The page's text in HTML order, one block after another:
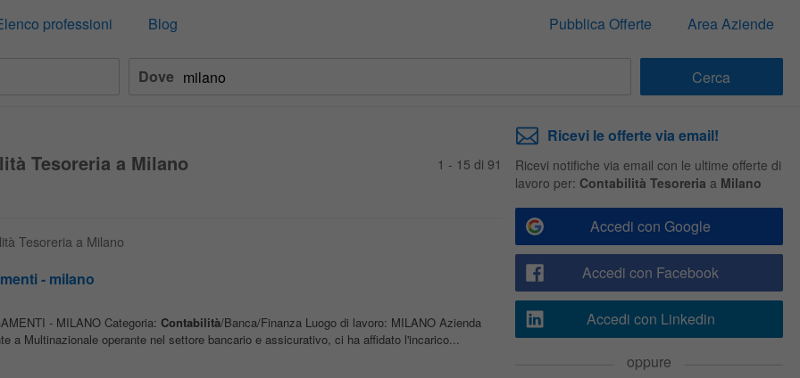
professioni Blog Pubblica Offerte Area Aziende
Dove
Tesoreria a Milano 1 - 15 di 91
Tesoreria a Milano
- milano
- MILANO Categoria: Contabilità/Banca/Finanza Luogo di lavoro: MILANO Azienda
a Multinazionale operante nel settore bancario e assicurativo, ci ha affidato l'incarico...
Ricevi le offerte via email!
Ricevi notifiche via email con le ultime offerte di
lavoro per: Contabilità Tesoreria a Milano
Accedi con Google
Accedi con Facebook
Accedi con Linkedin
oppure